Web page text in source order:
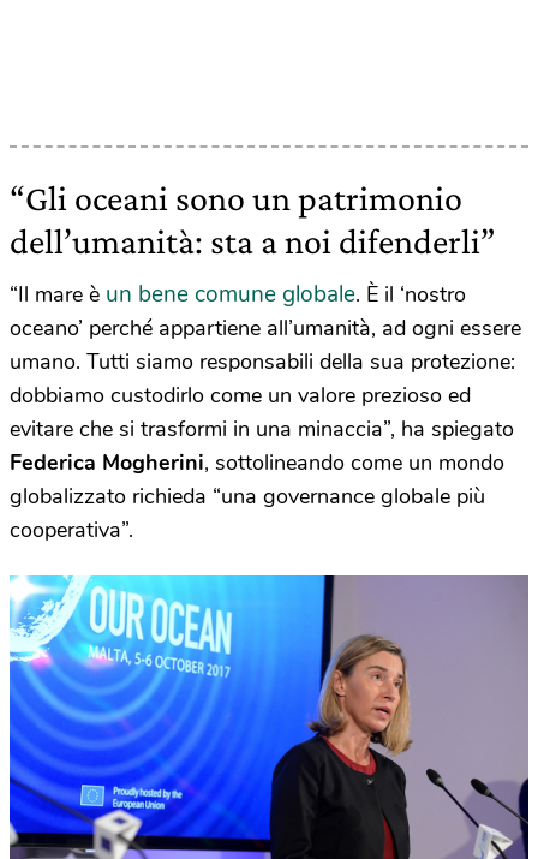
“Gli oceani sono un patrimonio
dell’umanità: sta a noi difenderli”
“Il mare è un bene comune globale. È il ‘nostro
oceano’ perché appartiene all’umanità, ad ogni essere
umano. Tutti siamo responsabili della sua protezione:
dobbiamo custodirlo come un valore prezioso ed
evitare che si trasformi in una minaccia”, ha spiegato
Federica Mogherini, sottolineando come un mondo
globalizzato richieda “una governance globale più
cooperativa”.